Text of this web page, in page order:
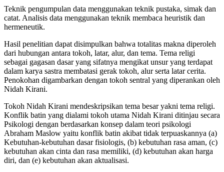
Teknik pengumpulan data menggunakan teknik pustaka, simak dan
catat. Analisis data menggunakan teknik membaca heuristik dan
hermeneutik.
Hasil penelitian dapat disimpulkan bahwa totalitas makna diperoleh
dari hubungan antara tokoh, latar, alur, dan tema. Tema religi
sebagai gagasan dasar yang sifatnya mengikat unsur yang terdapat
dalam karya sastra membatasi gerak tokoh, alur serta latar cerita.
Penokohan digambarkan dengan tokoh sentral yang diperankan oleh
Nidah Kirani.
Tokoh Nidah Kirani mendeskripsikan tema besar yakni tema religi.
Konflik batin yang dialami tokoh utama Nidah Kirani ditinjau secara
Psikologi dengan berdasarkan konsep dalam teori psikologi
Abraham Maslow yaitu konflik batin akibat tidak terpuaskannya (a)
Kebutuhan-kebutuhan dasar fisiologis, (b) kebutuhan rasa aman, (c)
kebutuhan akan cinta dan rasa memiliki, (d) kebutuhan akan harga
diri, dan (e) kebutuhan akan aktualisasi.